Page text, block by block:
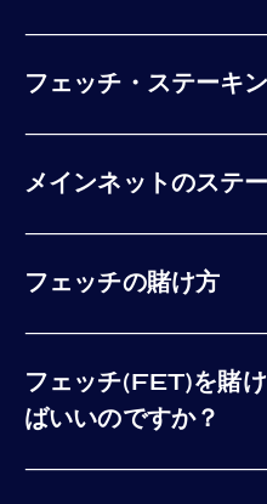
フェッチ・ステーキ
メインネットのステ
フェッチの賭け方
フェッチ(FET)を賭
ばいいのですか？